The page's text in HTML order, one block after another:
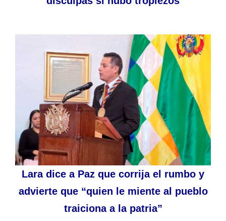
Lara dice a Paz que corrija el rumbo y
advierte que “quien le miente al pueblo
traiciona a la patria”